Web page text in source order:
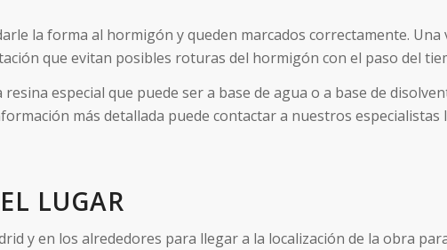
la forma al hormigón y queden marcados correctamente. Una
que evitan posibles roturas del hormigón con el paso del
especial que puede ser a base de agua o a base de
más detallada puede contactar a nuestros
LUGAR
y en los alrededores para llegar a la localización de la obra